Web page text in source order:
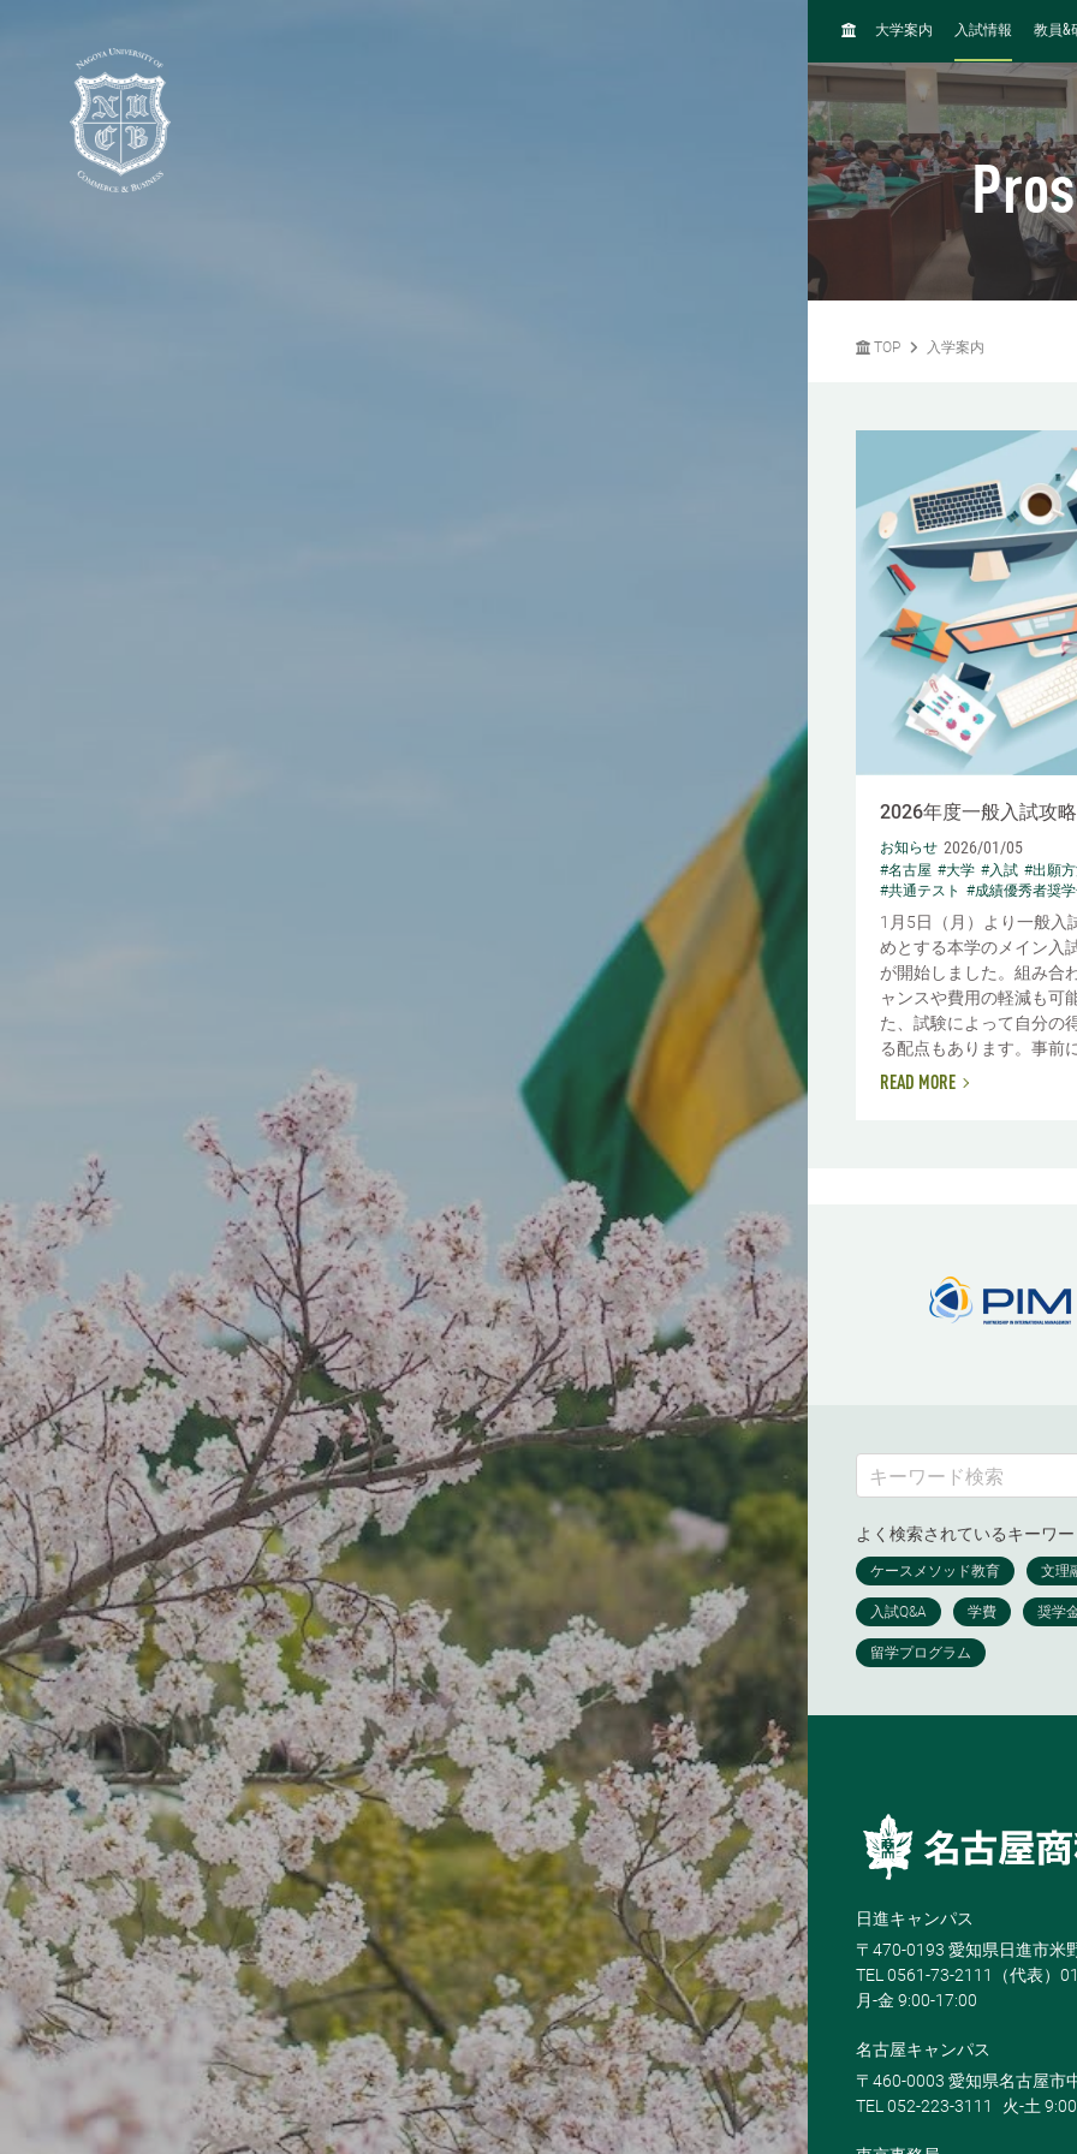
H
M
E
大学案内 入試情報 教員&
TOP 入学案内
2026年度一般入試攻
お知らせ 2026/01/05
#名古屋 #大学 #入試 #出願
#共通テスト #成績優秀者奨
1月5日（月）より一般入
めとする本学のメイン入
が開始しました。組み合
ャンスや費用の軽減も可
た、試験によって自分の
る配点もあります。事前
READ MORE
よく検索されているキーワ
日進キャンパス
〒470-0193 愛知県日進市米
TEL 0561-73-2111（代表）
月-金 9:00-17:00
名古屋キャンパス
〒460-0003 愛知県名古屋市
TEL 052-223-3111
火-土